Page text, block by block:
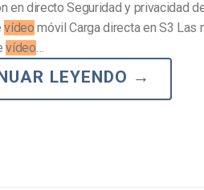
en directo Seguridad y privacidad
vídeo móvil Carga directa en S3 Las
vídeo…
LEYENDO →